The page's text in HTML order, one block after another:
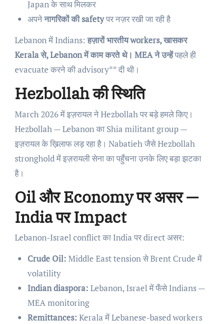
Japan के साथ मिलकर
अपनेनागरिकों की safetyपर नज़र रखी जा रही है
Lebanon में Indians:हज़ारों भारतीय workers, खासकर
Kerala से, Lebanon में काम करते थे। MEA ने उन्हेंपहले ही
evacuate करने की advisory** दी थी।
Hezbollah की स्थिति
March 2026 में इज़रायल ने Hezbollah पर बड़े हमले किए।
Hezbollah — Lebanon का Shia militant group —
इज़रायल के ख़िलाफ लड़ रहा है। Nabatieh जैसे Hezbollah
stronghold में इज़रायली सेना का पहुँचना उनके लिए बड़ा झटका
है।
Oil और Economy पर असर —
India पर Impact
Lebanon-Israel conflict का India पर direct असर:
Crude Oil: Middle East tension से Brent Crude में
volatility
Indian diaspora: Lebanon, Israel में फँसे Indians —
MEA monitoring
Remittances: Kerala में Lebanese-based workers